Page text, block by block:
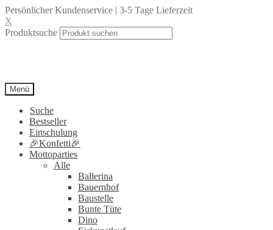
Persönlicher Kundenservice | 3-5 Tage Lieferzeit
X
Produktsuche
Menü
Suche
Bestseller
Einschulung
🎉Konfetti🎉
Mottoparties
Alle
Ballerina
Bauernhof
Baustelle
Bunte Tüte
Dino